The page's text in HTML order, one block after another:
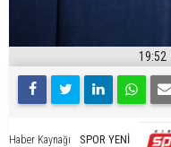
19:52
Haber Kaynağı SPOR YENİ